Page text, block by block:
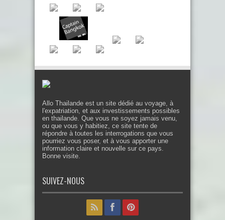
Allo Thailande est un site dédié au voyage, à
l'expatriation, et aux investissements possibles
en thailande. Que vous ne soyez jamais venu,
ou que vous y habitiez, ce site tente de
répondre à toutes les interrogations que vous
pourriez vous poser, et à vous apporter une
information claire et nouvelle sur ce pays.
Bonne visite.
SUIVEZ-NOUS